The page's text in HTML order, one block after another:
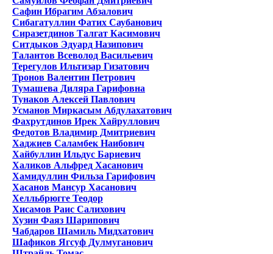
Сафин Ибрагим Абзалович
Сибагатуллин Фатих Саубанович
Сиразетдинов Талгат Касимович
Ситдыков Эдуард Назипович
Талантов Всеволод Васильевич
Терегулов Ильтизар Гизатович
Тронов Валентин Петрович
Тумашева Диляра Гарифовна
Тунаков Алексей Павлович
Усманов Миркасым Абдулахатович
Фахрутдинов Ирек Хайруллович
Федотов Владимир Дмитриевич
Хаджиев Саламбек Наибович
Хайбуллин Ильдус Бариевич
Халиков Альфред Хасанович
Хамидуллин Фильза Гарифович
Хасанов Мансур Хасанович
Хелльбрюгге Теодор
Хисамов Раис Салихович
Хузин Фаяз Шарипович
Чабдаров Шамиль Мидхатович
Шафиков Ягсуф Дулмуганович